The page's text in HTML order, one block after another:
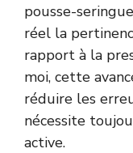
pousse-
réel la
rapport à la
moi, cette
réduire les
nécessite
active.